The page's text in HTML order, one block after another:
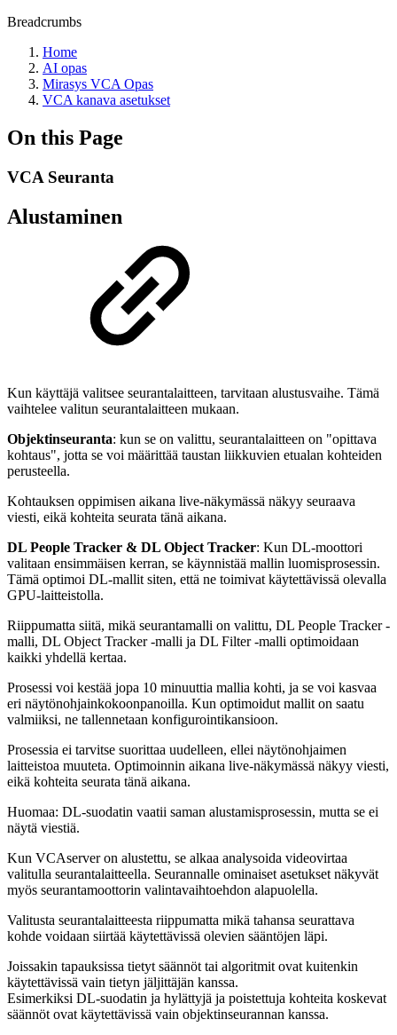
Breadcrumbs
Home
AI opas
Mirasys VCA Opas
VCA kanava asetukset
On this Page
VCA Seuranta
Alustaminen
Kun käyttäjä valitsee seurantalaitteen, tarvitaan alustusvaihe. Tämä
vaihtelee valitun seurantalaitteen mukaan.
Objektinseuranta: kun se on valittu, seurantalaitteen on "opittava
kohtaus", jotta se voi määrittää taustan liikkuvien etualan kohteiden
perusteella.
Kohtauksen oppimisen aikana live-näkymässä näkyy seuraava
viesti, eikä kohteita seurata tänä aikana.
DL People Tracker & DL Object Tracker: Kun DL-moottori
valitaan ensimmäisen kerran, se käynnistää mallin luomisprosessin.
Tämä optimoi DL-mallit siten, että ne toimivat käytettävissä olevalla
GPU-laitteistolla.
Riippumatta siitä, mikä seurantamalli on valittu, DL People Tracker -
malli, DL Object Tracker -malli ja DL Filter -malli optimoidaan
kaikki yhdellä kertaa.
Prosessi voi kestää jopa 10 minuuttia mallia kohti, ja se voi kasvaa
eri näytönohjainkokoonpanoilla. Kun optimoidut mallit on saatu
valmiiksi, ne tallennetaan konfigurointikansioon.
Prosessia ei tarvitse suorittaa uudelleen, ellei näytönohjaimen
laitteistoa muuteta. Optimoinnin aikana live-näkymässä näkyy viesti,
eikä kohteita seurata tänä aikana.
Huomaa: DL-suodatin vaatii saman alustamisprosessin, mutta se ei
näytä viestiä.
Kun VCAserver on alustettu, se alkaa analysoida videovirtaa
valitulla seurantalaitteella. Seurannalle ominaiset asetukset näkyvät
myös seurantamoottorin valintavaihtoehdon alapuolella.
Valitusta seurantalaitteesta riippumatta mikä tahansa seurattava
kohde voidaan siirtää käytettävissä olevien sääntöjen läpi.
Joissakin tapauksissa tietyt säännöt tai algoritmit ovat kuitenkin
käytettävissä vain tietyn jäljittäjän kanssa.
Esimerkiksi DL-suodatin ja hylättyjä ja poistettuja kohteita koskevat
säännöt ovat käytettävissä vain objektinseurannan kanssa.